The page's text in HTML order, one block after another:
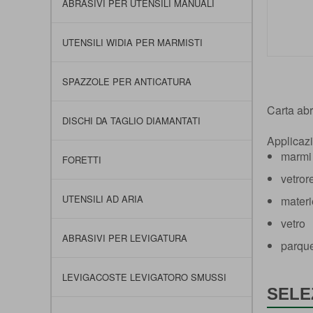
galleria
immagini
Carta
marmi
vetro
ABRASIVI PER UTENSILI MANUALI
UTENSILI WIDIA PER MARMISTI
SPAZZOLE PER ANTICATURA
DISCHI DA TAGLIO DIAMANTATI
FORETTI
UTENSILI AD ARIA
ABRASIVI PER LEVIGATURA
LEVIGACOSTE LEVIGATORO SMUSSI